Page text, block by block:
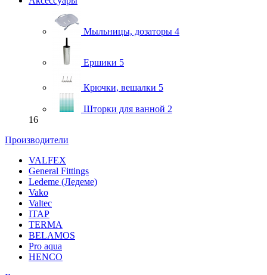
Мыльницы, дозаторы 4
Ершики 5
Крючки, вешалки 5
Шторки для ванной 2
16
Производители
VALFEX
General Fittings
Ledeme (Ледеме)
Vako
Valtec
ITAP
TERMA
BELAMOS
Pro aqua
HENCO